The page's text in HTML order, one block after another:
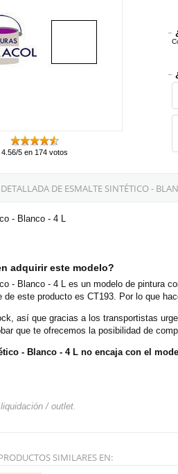
4.56/5 en 174 votos
DE ESMALTE SINTÉTICO -
- Blanco - 4 L
adquirir este modelo?
- Blanco - 4 L es un modelo de pintura
de este producto es CT193. Por lo que
así que gracias a los transportistas
que te ofrecemos la posibilidad de
- Blanco - 4 L no encaja con el
/ outlet.
SIMILARES EN: